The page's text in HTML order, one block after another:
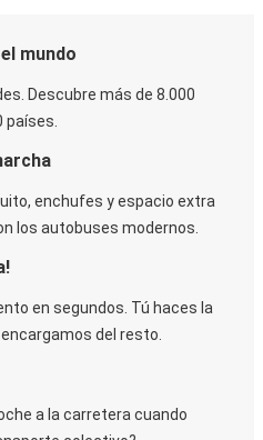
mundo
Descubre más de 8.000
enchufes y espacio extra
los autobuses modernos.
en segundos. Tú haces la
del resto.
a la carretera cuando